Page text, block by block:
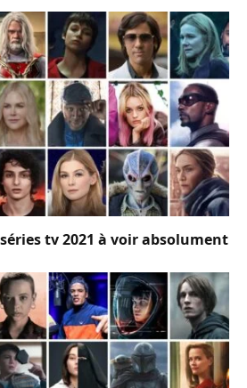
tv 2021 à voir absolument